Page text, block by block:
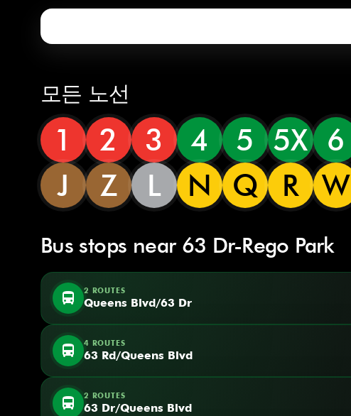
모든 노선
1 2 3 4 5 5X 6
J
Z L N Q R W
Bus stops near 63 Dr-Rego Park
directions_bus 2 ROUTES
Queens Blvd/63 Dr
directions_bus 4 ROUTES
63 Rd/Queens Blvd
directions_bus 2 ROUTES
63 Dr/Queens Blvd